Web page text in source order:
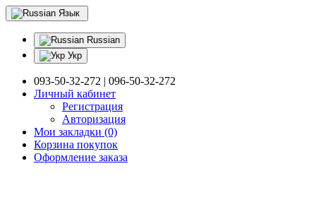
Язык
Russian
Укр
093-50-32-272 | 096-50-32-272
Личный кабинет
Регистрация
Авторизация
Мои закладки (0)
Корзина покупок
Оформление заказа